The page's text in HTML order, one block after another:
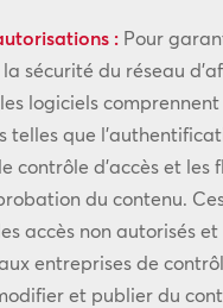
:Pour
sécurité du réseau
logiciels
telles que
contrôle d’accès et les
du contenu.
accès non autorisés et
entreprises de
et publier du